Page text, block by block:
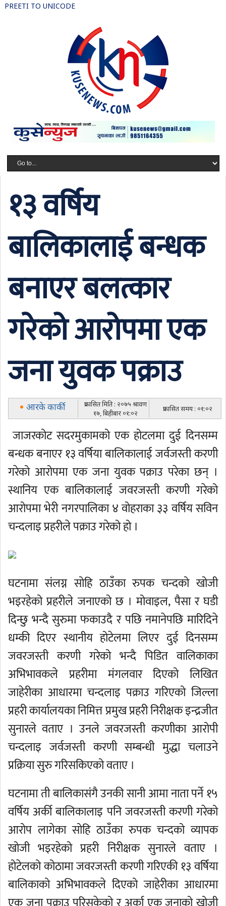
PREETI TO UNICODE
१३ वर्षिय
बालिकालाई बन्धक
बनाएर बलत्कार
गरेको आरोपमा एक
जना युवक पक्राउ
आरके कार्की
प्रकासित मिति : २०७५ श्रावण
१७, बिहीबार ०१:०२
प्रकासित समय : ०१:०२
जाजरकोट सदरमुकामको एक होटलमा दुई दिनसम्म
बन्धक बनाएर १३ वर्षिया बालिकालाई जर्वजस्ती करणी
गरेको आरोपमा एक जना युवक पक्राउ परेका छन् ।
स्थानिय एक बालिकालाई जवरजस्ती करणी गरेको
आरोपमा भेरी नगरपालिका ४ वोहराका ३३ वर्षिय सविन
चन्दलाइ प्रहरीले पक्राउ गरेको हो ।
घटनामा संलग्न सोहि ठाउँका रुपक चन्दको खोजी
भइरहेको प्रहरीले जनाएको छ । मोवाइल, पैसा र घडी
दिन्छु भन्दै सुरुमा फकाउदै र पछि नमानेपछि मारिदिने
धम्की दिएर स्थानीय होटेलमा लिएर दुई दिनसम्म
जवरजस्ती करणी गरेको भन्दै पिडित वालिकाका
अभिभावकले प्रहरीमा मंगलवार दिएको लिखित
जाहेरीका आधारमा चन्दलाइ पक्राउ गरिएको जिल्ला
प्रहरी कार्यालयका निमित्त प्रमुख प्रहरी निरीक्षक इन्द्रजीत
सुनारले वताए । उनले जवरजस्ती करणीका आरोपी
चन्दलाइ जर्वजस्ती करणी सम्बन्धी मुद्धा चलाउने
प्रक्रिया सुरु गरिसकिएको वताए ।
घटनामा ती बालिकासंगै उनकी सानी आमा नाता पर्ने १५
वर्षिय अर्की बालिकालाइ पनि जवरजस्ती करणी गरेको
आरोप लागेका सोहि ठाउँका रुपक चन्दको व्यापक
खोजी भइरहेको प्रहरी निरीक्षक सुनारले वताए ।
होटेलको कोठामा जवरजस्ती करणी गरिएकी १३ वर्षिया
बालिकाको अभिभावकले दिएको जाहेरीका आधारमा